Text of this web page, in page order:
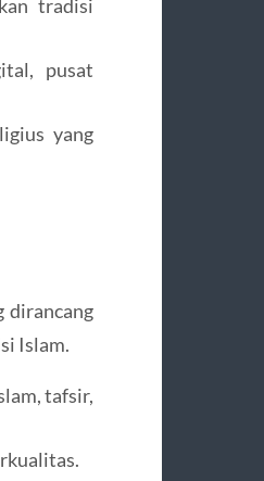
tradisi
pusat
yang
dirancang
Islam.
tafsir,